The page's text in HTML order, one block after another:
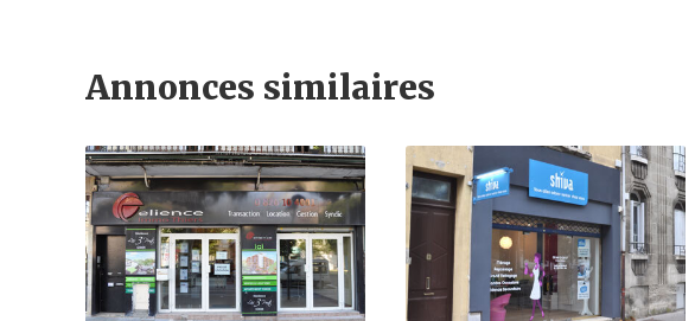
Annonces similaires